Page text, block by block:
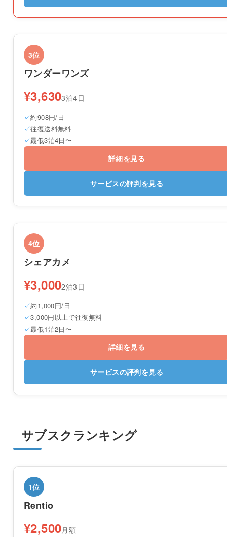
3位
ワンダーワンズ
¥3,6303泊4日
約908円/日
往復送料無料
最低3泊4日〜
詳細を見る
サービスの評判を見る
4位
シェアカメ
¥3,0002泊3日
約1,000円/日
3,000円以上で往復無料
最低1泊2日〜
詳細を見る
サービスの評判を見る
サブスクランキング
1位
Rentio
¥2,500月額